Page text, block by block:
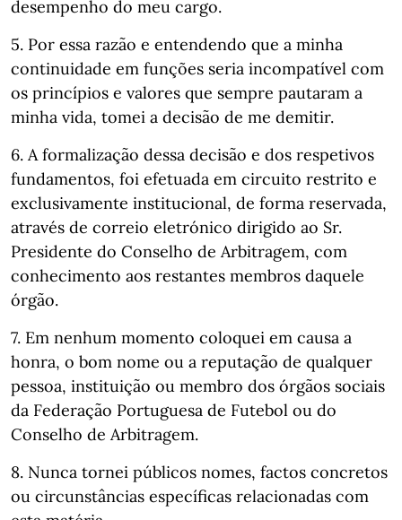
desempenho do meu cargo.
5. Por essa razão e entendendo que a minha
continuidade em funções seria incompatível com
os princípios e valores que sempre pautaram a
minha vida, tomei a decisão de me demitir.
6. A formalização dessa decisão e dos respetivos
fundamentos, foi efetuada em circuito restrito e
exclusivamente institucional, de forma reservada,
através de correio eletrónico dirigido ao Sr.
Presidente do Conselho de Arbitragem, com
conhecimento aos restantes membros daquele
órgão.
7. Em nenhum momento coloquei em causa a
honra, o bom nome ou a reputação de qualquer
pessoa, instituição ou membro dos órgãos sociais
da Federação Portuguesa de Futebol ou do
Conselho de Arbitragem.
8. Nunca tornei públicos nomes, factos concretos
ou circunstâncias específicas relacionadas com